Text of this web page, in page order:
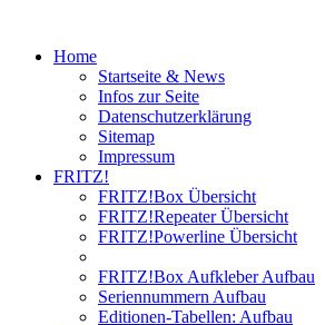
Home
Startseite & News
Infos zur Seite
Datenschutzerklärung
Sitemap
Impressum
FRITZ!
FRITZ!Box Übersicht
FRITZ!Repeater Übersicht
FRITZ!Powerline Übersicht
FRITZ!Box Aufkleber Aufbau
Seriennummern Aufbau
Editionen-Tabellen: Aufbau